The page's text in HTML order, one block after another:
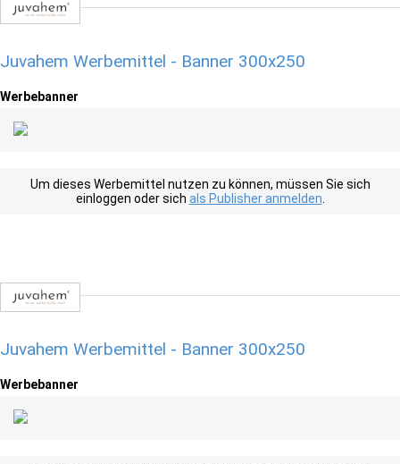
Juvahem Werbemittel - Banner 300x250
Werbebanner
Um dieses Werbemittel nutzen zu können, müssen Sie sich
einloggen oder sich als Publisher anmelden
Juvahem Werbemittel - Banner 300x250
Werbebanner